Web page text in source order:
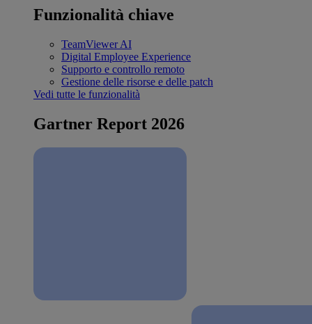
Funzionalità chiave
TeamViewer AI
Digital Employee Experience
Supporto e controllo remoto
Gestione delle risorse e delle patch
Vedi tutte le funzionalità
Gartner Report 2026